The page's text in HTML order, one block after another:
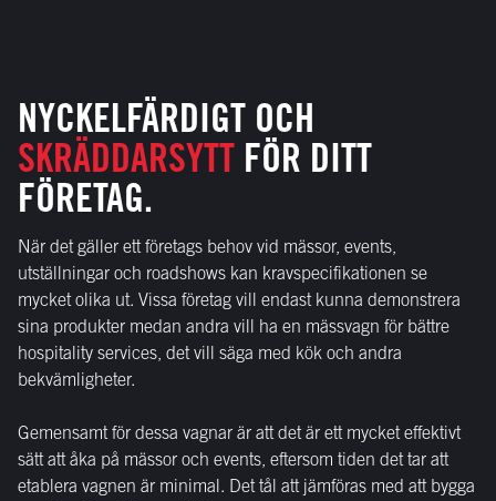
NYCKELFÄRDIGT OCH
SKRÄDDARSYTT FÖR DITT
FÖRETAG.
När det gäller ett företags behov vid mässor, events,
utställningar och roadshows kan kravspecifikationen se
mycket olika ut. Vissa företag vill endast kunna demonstrera
sina produkter medan andra vill ha en mässvagn för bättre
hospitality services, det vill säga med kök och andra
bekvämligheter.
Gemensamt för dessa vagnar är att det är ett mycket effektivt
sätt att åka på mässor och events, eftersom tiden det tar att
etablera vagnen är minimal. Det tål att jämföras med att bygga